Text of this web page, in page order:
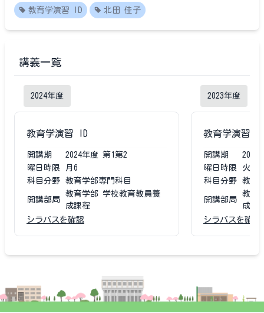
教育学演習 ID 北田 佳子
講義一覧
2024年度
教育学演習 ID
開講期 2024年度 第1第2
曜日時限
月6
科目分野
教育学部専門科目
開講部局
教育学部 学校教育教員養
成課程
シラバスを確認
2023年度
教育学演習 ID
開講期 2023
曜日時限
火6
科目分野
教育
開講部局
教育
成課
シラバスを確認